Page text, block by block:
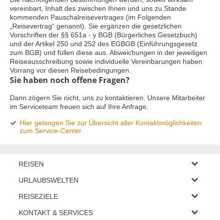
vereinbart, Inhalt des zwischen Ihnen und uns zu Stande
kommenden Pauschalreisevertrages (im Folgenden
„Reisevertrag“ genannt). Sie ergänzen die gesetzlichen
Vorschriften der §§ 651a - y BGB (Bürgerliches Gesetzbuch)
und der Artikel 250 und 252 des EGBGB (Einführungsgesetz
zum BGB) und füllen diese aus. Abweichungen in der jeweiligen
Reiseausschreibung sowie individuelle Vereinbarungen haben
Vorrang vor diesen Reisebedingungen.
Sie haben noch offene Fragen?
Dann zögern Sie nicht, uns zu kontaktieren. Unsere Mitarbeiter
im Serviceteam freuen sich auf Ihre Anfrage.
Hier gelangen Sie zur Übersicht aller Kontaktmöglichkeiten
zum Service-Center
REISEN
Städtereisen
Kreuzfahrten
URLAUBSWELTEN
Hotel + Erlebnisticket
REISEZIELE
KONTAKT & SERVICES